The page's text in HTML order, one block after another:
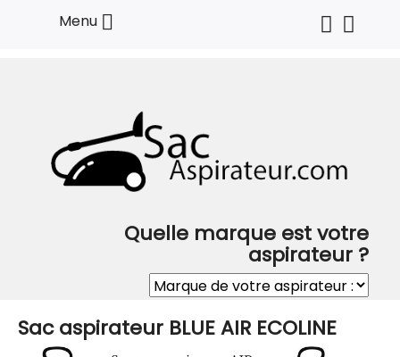
Menu 
Quelle marque est votre
aspirateur ?
Sac aspirateur BLUE AIR ECOLINE